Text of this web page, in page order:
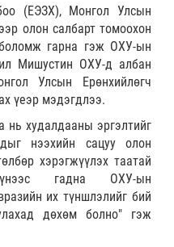
(ЕЭЗХ), Монгол Улсын
олон салбарт томоохон
гарна гэж ОХУ-ын
Мишустин ОХУ-д албан
Улсын Ерөнхийлөгч
үеэр мэдэгдлээ.
худалдааны эргэлтийг
нээхийн сацуу олон
хэрэгжүүлэх таатай
гадна ОХУ-ын
их түншлэлийг бий
дөхөм болно" гэж